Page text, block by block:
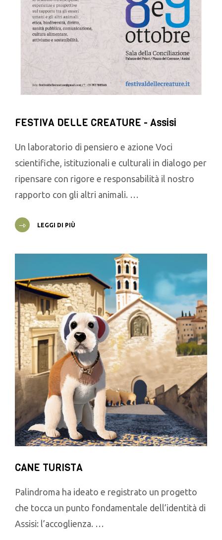
FESTIVA DELLE CREATURE - Assisi
Un laboratorio di pensiero e azione Voci
scientifiche, istituzionali e culturali in dialogo per
ripensare con rigore e responsabilità il nostro
rapporto con gli altri animali. …
LEGGI DI PIÙ
CANE TURISTA
Palindroma ha ideato e registrato un progetto
che tocca un punto fondamentale dell’identità di
Assisi: l’accoglienza. …